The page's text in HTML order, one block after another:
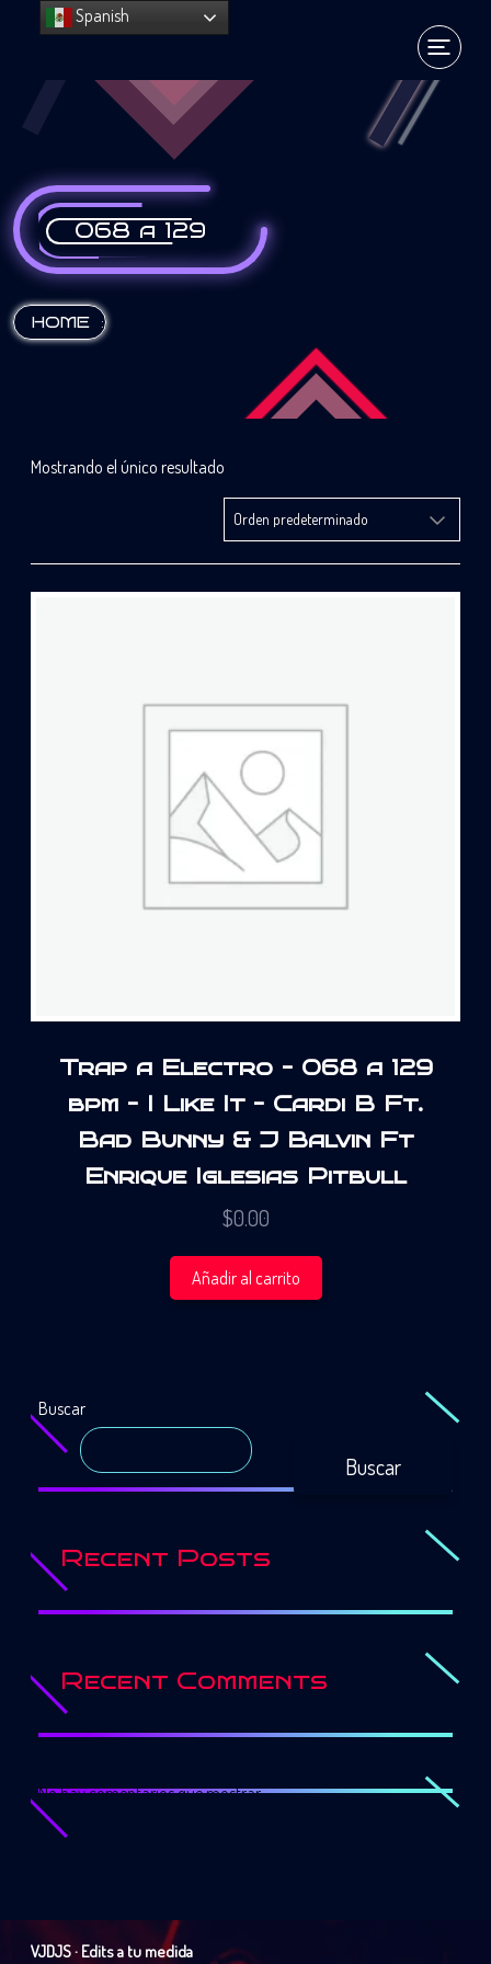
068 a 129
HOME :
Mostrando el único resultado
Trap a Electro – 068 a 129
bpm – I Like It – Cardi B Ft.
Bad Bunny & J Balvin Ft
Enrique Iglesias Pitbull
$0.00
Añadir al carrito
Buscar
Buscar
Recent Posts
Recent Comments
No hay comentarios que mostrar.
VJDJS · Edits a tu medida
Spanish